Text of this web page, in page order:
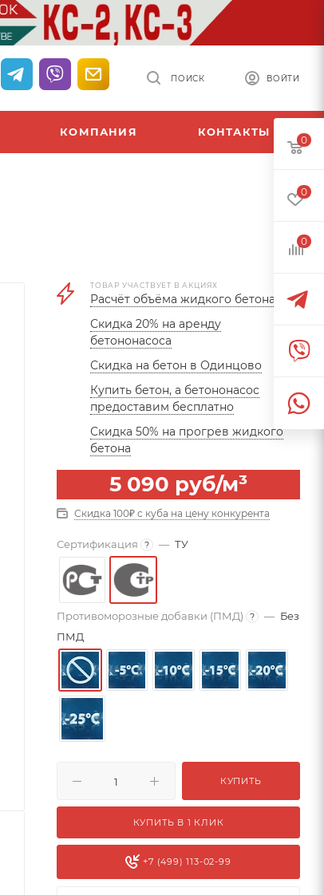
ВОЙТИ
ПОИСК
КОМПАНИЯ КОНТАКТЫ
ТОВАР УЧАСТВУЕТ В АКЦИЯХ
Расчёт объёма жидкого бетона
Скидка 20% на аренду
бетононасоса
Скидка на бетон в Одинцово
Купить бетон, а бетононасос
предоставим бесплатно
Скидка 50% на прогрев жидкого
бетона
5 090 руб/м³
Скидка 100₽ с куба на цену конкурента
Сертификация ? — ТУ
Противоморозные добавки (ПМД) ? — Без
ПМД
КУПИТЬ
КУПИТЬ В 1 КЛИК
+7 (499) 113-02-99
0
0
0